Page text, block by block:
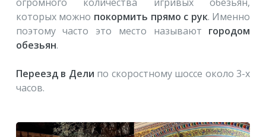
которых можно покормить прямо с рук. Именно
поэтому часто это место называют городом
обезьян.
Переезд в Дели по скоростному шоссе около 3-х
часов.